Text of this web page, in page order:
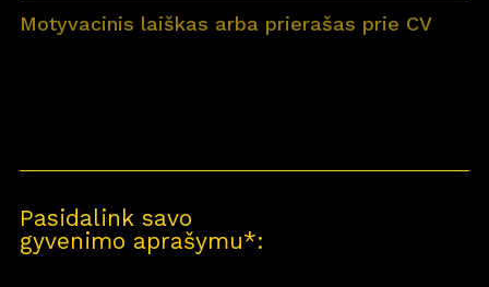
Pasidalink savo
gyvenimo aprašymu*: